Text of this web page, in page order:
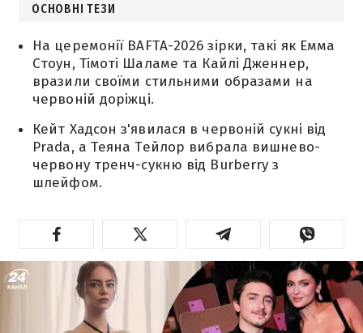
ОСНОВНІ ТЕЗИ
На церемонії BAFTA-2026 зірки, такі як Емма
Стоун, Тімоті Шаламе та Кайлі Дженнер,
вразили своїми стильними образами на
червоній доріжці.
Кейт Хадсон з'явилася в червоній сукні від
Prada, а Теяна Тейлор вибрала вишнево-
червону тренч-сукню від Burberry з
шлейфом.